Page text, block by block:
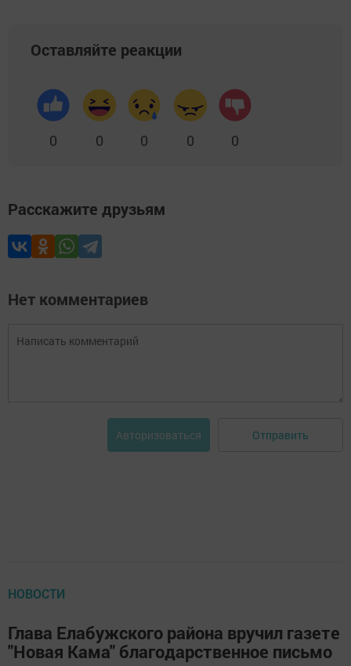
Оставляйте реакции
0 0 0 0 0
Расскажите друзьям
Нет комментариев
Авторизоваться Отправить
НОВОСТИ
Глава Елабужского района вручил газете
"Новая Кама" благодарственное письмо